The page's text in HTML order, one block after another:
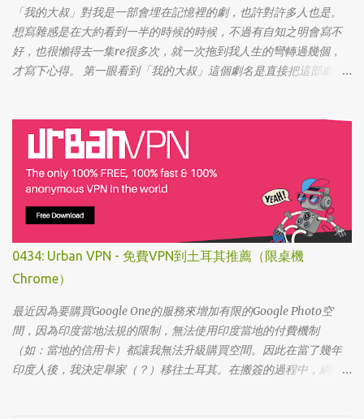
「我的大叔」對我是一部會埋在記憶裡的劇，也許對許多人也是。
想寫雜感是在大約看到一半的時候的時候，不過有自知之明會寫不
好，也很懶得去一集re很多次，就一次拖到我人生的彎轉過幾個，
才寫下心得。 第一眼看到「我的大叔」這個劇名是直接把這部劇放
不斷，加上面臨了美、日、韓劇的劇荒，個人又特愛喪劇，我硬是
在找出來看了一次…。 不得不說，開頭的辦公室場景，打昆蟲的的情
節和打在代表頭上奇異動畫，讓我以為這是次世代的搞笑辦公室
劇。第一集看完的時候，說真的還真不知道這部劇集要表達什麼 -
因為開頭讓我覺得無厘頭的場景和後續開始步入至安的黑暗世界，
讓我好難入戲。 為什麼要作這飄蟲視角? 為什麼要加這些星星? 所以
當我推這部戲給朋友的時候，我和朋友說一定要撐過第一集，過了
就沒事了… 很可惜的是，當後面我每集都看到落淚的時候，我朋友無
法體會，因為她在第一集就陣亡了。 題外話，整部影集完結後，我
還是在劇荒中，再重看第一集，意外的覺得發現角色們的另外一
面。像是大叔上班時原來是講冷笑話的高手；至安那張毫無感情的
臉，讓人恐懼；另外大叔老婆偷情偷的天經地義，無負擔，也讓我
嚇到。 看這鏡頭有時候都不知道老婆怎麼會回心轉意。 如同版友們
0434: Urban VPN - 免費VPN到土耳其推薦（限桌機
Chrome）
最近因為要購買Google One的服務來增加有限的Google Photo空
間，因為印度當地法規的限制，無法使用印度當地的付費機制
（如：當地的信用卡）都讓我無法升級購買空間。因此在當了幾年
印度人後，我決定舉家（？）移往土耳其。在搬簽的過程中，網路